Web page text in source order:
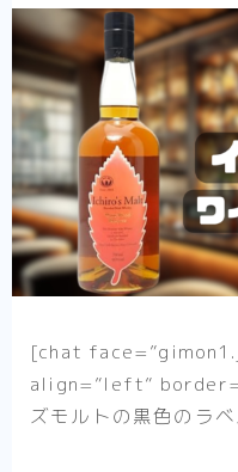
[chat
align=”left”
ズモルトの黒色のラ